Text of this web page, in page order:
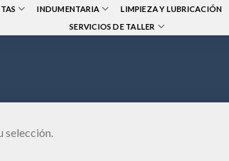
INDUMENTARIA LIMPIEZA Y LUBRICACIÓN
SERVICIOS DE TALLER
selección.